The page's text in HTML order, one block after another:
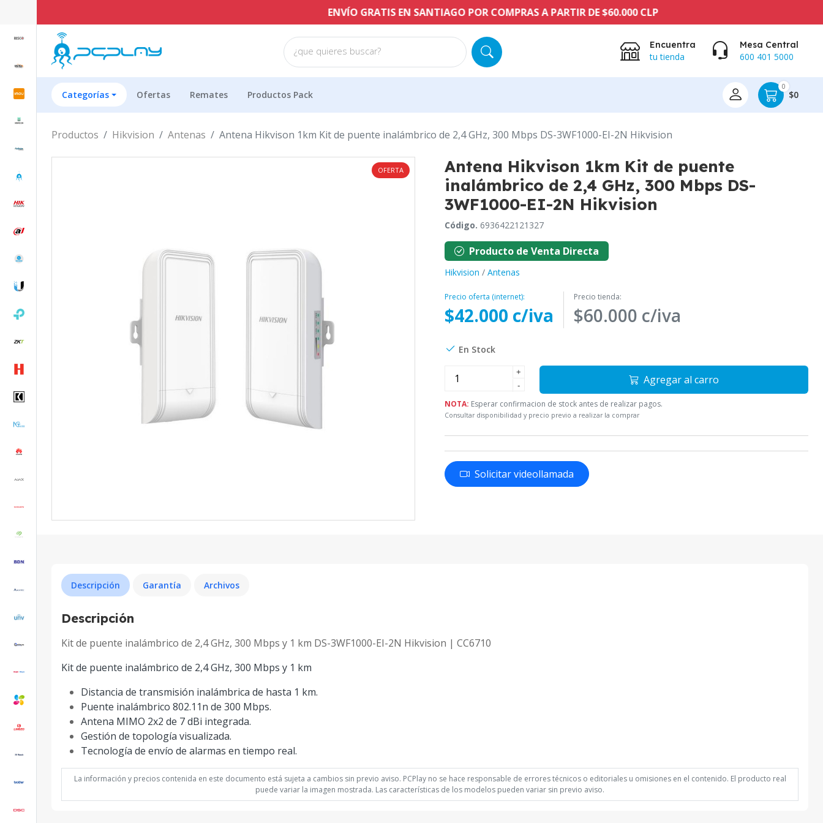
ENVÍO GRATIS EN SANTIAGO POR COMPRAS A PARTIR DE $60.000 CLP
¿que quieres buscar?
Encuentra
tu tienda
Mesa Central
600 401 5000
Categorías Ofertas Remates Productos Pack
0
$0
Productos Hikvision Antenas Antena Hikvison 1km Kit de puente inalámbrico de 2,4 GHz, 300 Mbps DS-3WF1000-EI-2N Hikvision
OFERTA
Antena Hikvison 1km Kit de puente
inalámbrico de 2,4 GHz, 300 Mbps DS-
3WF1000-EI-2N Hikvision
Código. 6936422121327
Producto de Venta Directa
Hikvision / Antenas
Precio oferta (internet):
$42.000 c/iva
Precio tienda:
$60.000 c/iva
En Stock
+
-
Agregar al carro
NOTA: Esperar confirmacion de stock antes de realizar pagos.
Consultar disponibilidad y precio previo a realizar la comprar
Solicitar videollamada
Descripción Garantía Archivos
Descripción
Kit de puente inalámbrico de 2,4 GHz, 300 Mbps y 1 km DS-3WF1000-EI-2N Hikvision | CC6710
Kit de puente inalámbrico de 2,4 GHz, 300 Mbps y 1 km
Distancia de transmisión inalámbrica de hasta 1 km.
Puente inalámbrico 802.11n de 300 Mbps.
Antena MIMO 2x2 de 7 dBi integrada.
Gestión de topología visualizada.
Tecnología de envío de alarmas en tiempo real.
La información y precios contenida en este documento está sujeta a cambios sin previo aviso. PCPlay no se hace responsable de errores técnicos o editoriales u omisiones en el contenido. El producto real
puede variar la imagen mostrada. Las características de los modelos pueden variar sin previo aviso.